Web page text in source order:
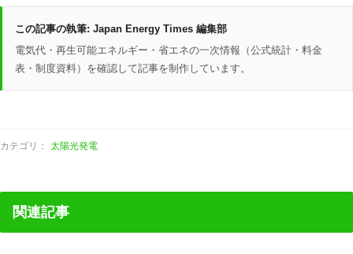
この記事の執筆: Japan Energy Times 編集部
電気代・再生可能エネルギー・省エネの一次情報（公式統計・料金
表・制度資料）を確認して記事を制作しています。
カテゴリ： 太陽光発電
関連記事